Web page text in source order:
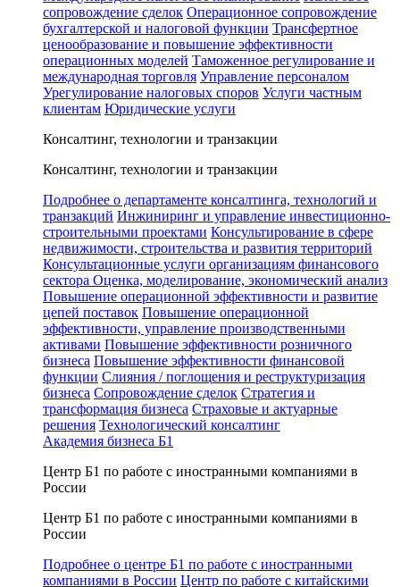
сопровождение сделок Операционное сопровождение
бухгалтерской и налоговой функции Трансфертное
ценообразование и повышение эффективности
операционных моделей Таможенное регулирование и
международная торговля Управление персоналом
Урегулирование налоговых споров Услуги частным
клиентам Юридические услуги
Консалтинг, технологии и транзакции
Консалтинг, технологии и транзакции
Подробнее о департаменте консалтинга, технологий и
транзакций Инжиниринг и управление инвестиционно-
строительными проектами Консультирование в сфере
недвижимости, строительства и развития территорий
Консультационные услуги организациям финансового
сектора Оценка, моделирование, экономический анализ
Повышение операционной эффективности и развитие
цепей поставок Повышение операционной
эффективности, управление производственными
активами Повышение эффективности розничного
бизнеса Повышение эффективности финансовой
функции Слияния / поглощения и реструктуризация
бизнеса Сопровождение сделок Стратегия и
трансформация бизнеса Страховые и актуарные
решения Технологический консалтинг
Академия бизнеса Б1
Центр Б1 по работе с иностранными компаниями в
России
Центр Б1 по работе с иностранными компаниями в
России
Подробнее о центре Б1 по работе с иностранными
компаниями в России Центр по работе с китайскими